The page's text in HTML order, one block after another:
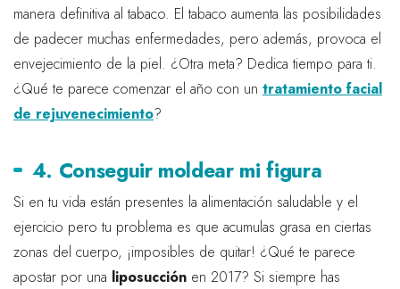
manera definitiva al tabaco. El tabaco aumenta las posibilidades
de padecer muchas enfermedades, pero además, provoca el
envejecimiento de la piel. ¿Otra meta? Dedica tiempo para ti.
¿Qué te parece comenzar el año con un tratamiento facial
de rejuvenecimiento?
4. Conseguir moldear mi figura
Si en tu vida están presentes la alimentación saludable y el
ejercicio pero tu problema es que acumulas grasa en ciertas
zonas del cuerpo, ¡imposibles de quitar! ¿Qué te parece
apostar por una liposucción en 2017? Si siempre has